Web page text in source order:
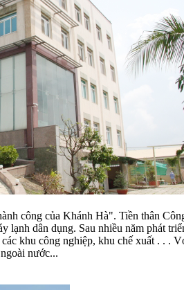
công của Khánh Hà". Tiền thân
lạnh dân dụng. Sau nhiều năm phát
khu công nghiệp, khu chế xuất . .
nước...